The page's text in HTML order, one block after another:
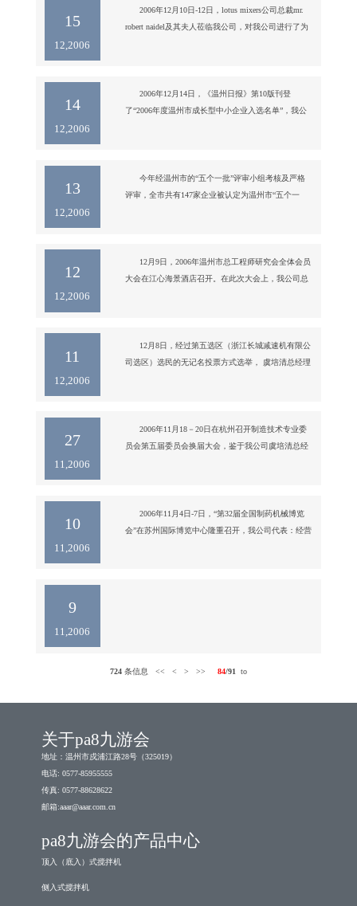
15
12,2006
2006年12月10日-12日，lotus mixers公司总裁mr.
robert naidel及其夫人莅临我公司，对我公司进行了为
我公司虞培清总经理正在向mr. robert naidel 介绍我公
司新
14
12,2006
2006年12月14日，《温州日报》第10版刊登
了“2006年度温州市成长型中小企业入选名单”，我公
13
12,2006
今年经温州市的“五个一批”评审小组考核及严格
评审，全市共有147家企业被认定为温州市“五个一
12
12,2006
12月9日，2006年温州市总工程师研究会全体会员
大会在江心海景酒店召开。在此次大会上，我公司总
会第八届理事会2006年工作总结报告
温州市著名经济学家: 马津龙 教授(中) 和我公司虞培
11
12,2006
12月8日，经过第五选区（浙江长城减速机有限公
司选区）选民的无记名投票方式选举， 虞培清总经理
27
11,2006
2006年11月18－20日在杭州召开制造技术专业委
员会第五届委员会换届大会，鉴于我公司虞培清总经
会的常务委员都是企业、研究院所、高校、管理部门
等相关领域的
10
11,2006
2006年11月4日-7日，“第32届全国制药机械博览
会”在苏州国际博览中心隆重召开，我公司代表：经营
9
11,2006
724 条信息 << < > >> 84/91 to
关于pa8九游会
地址：温州市戍浦江路28号（325019）
电话: 0577-85955555
传真: 0577-88628622
邮箱:aaar@aaar.com.cn
pa8九游会的产品中心
顶入（底入）式搅拌机
侧入式搅拌机